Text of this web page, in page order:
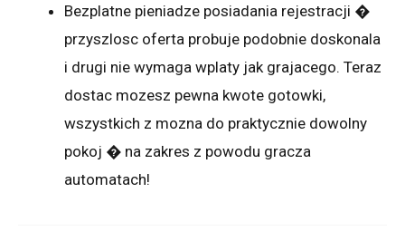
Bezplatne pieniadze posiadania rejestracji �
przyszlosc oferta probuje podobnie doskonala
i drugi nie wymaga wplaty jak grajacego. Teraz
dostac mozesz pewna kwote gotowki,
wszystkich z mozna do praktycznie dowolny
pokoj � na zakres z powodu gracza
automatach!